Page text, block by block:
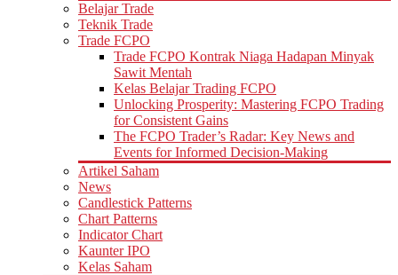
Belajar Trade
Teknik Trade
Trade FCPO
Trade FCPO Kontrak Niaga Hadapan Minyak
Sawit Mentah
Kelas Belajar Trading FCPO
Unlocking Prosperity: Mastering FCPO Trading
for Consistent Gains
The FCPO Trader’s Radar: Key News and
Events for Informed Decision-Making
Artikel Saham
News
Candlestick Patterns
Chart Patterns
Indicator Chart
Kaunter IPO
Kelas Saham